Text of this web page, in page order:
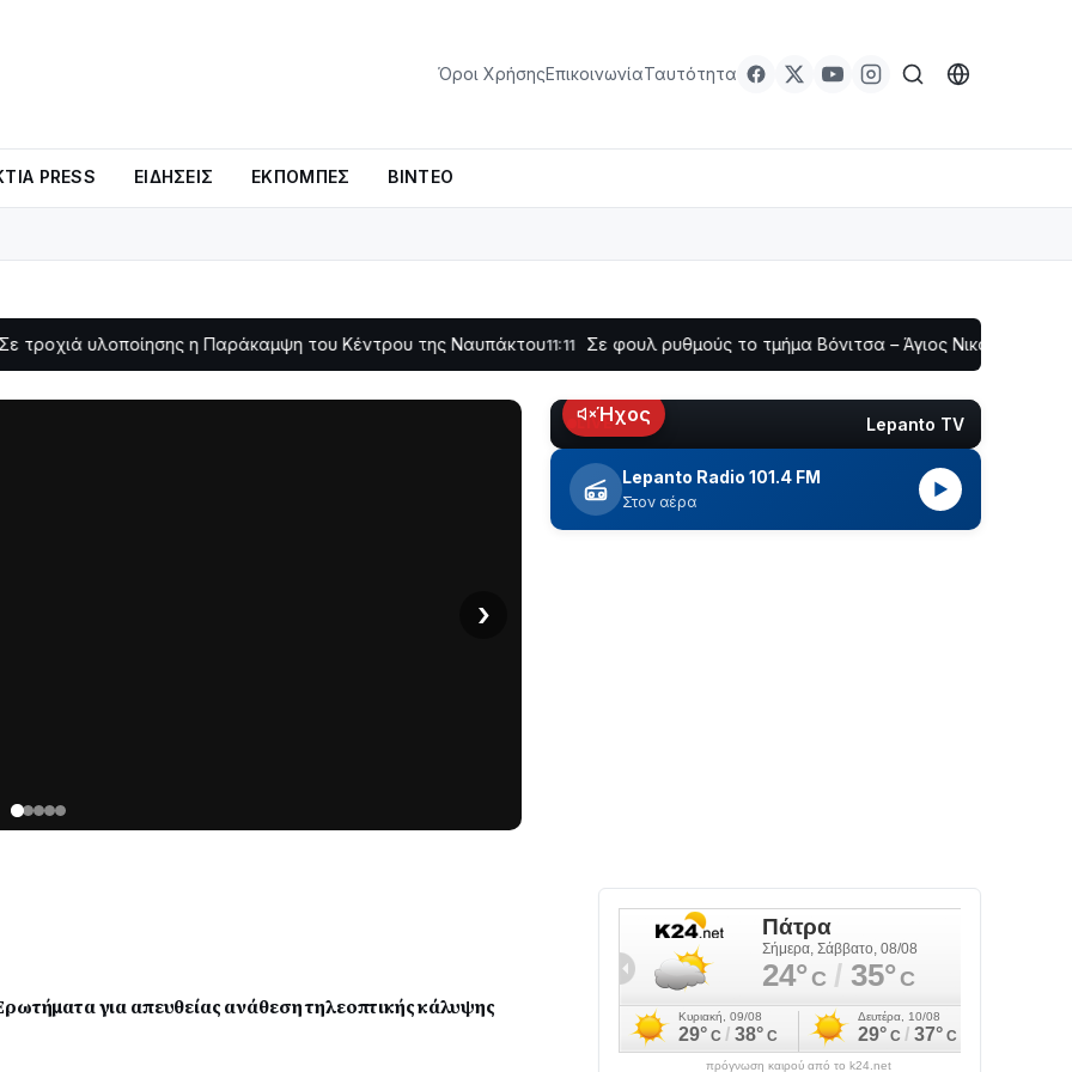
Όροι ΧρήσηςΕπικοινωνίαΤαυτότητα
PRESS ΕΙΔΉΣΕΙΣ ΕΚΠΟΜΠΈΣ ΒΊΝΤΕΟ
η Παράκαμψη του Κέντρου της Ναυπάκτου11:11 Σε φουλ ρυθμούς το τμήμα Βόνιτσα – Άγιος Νικόλαος | Αυτοψία
›
LIVE Lepanto TV
Ήχος
Lepanto Radio 101.4 FM
Στον αέρα
▶
για απευθείας ανάθεση τηλεοπτικής κάλυψης
πρόγνωση καιρού από το k24.net